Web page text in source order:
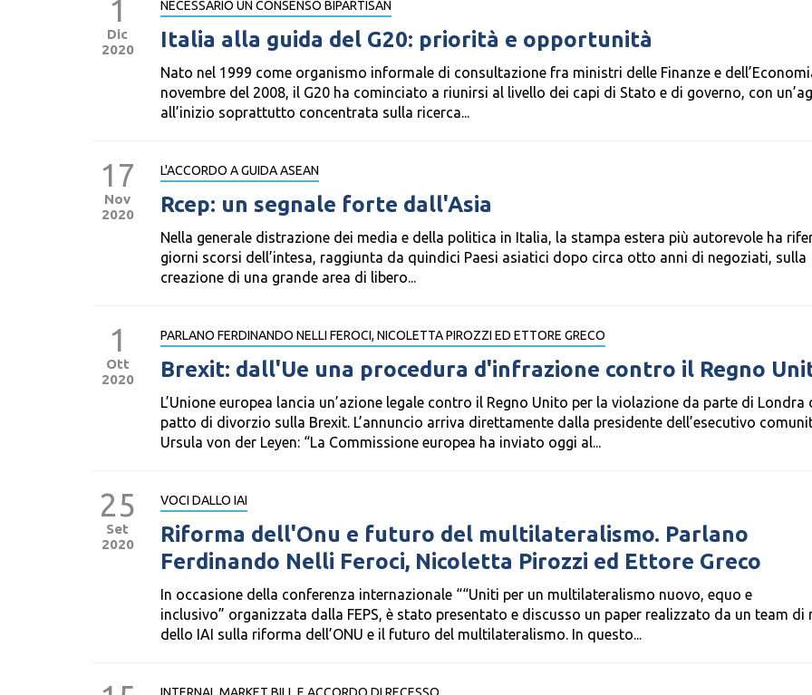
1
Dic
2020
NECESSARIO UN CONSENSO BIPARTISAN
Italia alla guida del G20: priorità e opportunità
Nato nel 1999 come organismo informale di consultazione fra ministri delle Finanze e
novembre del 2008, il G20 ha cominciato a riunirsi al livello dei capi di Stato e di governo, con
all’inizio soprattutto concentrata sulla ricerca...
17
Nov
2020
L'ACCORDO A GUIDA ASEAN
Rcep: un segnale forte dall'Asia
Nella generale distrazione dei media e della politica in Italia, la stampa estera più autorevole ha
giorni scorsi dell’intesa, raggiunta da quindici Paesi asiatici dopo circa otto anni di negoziati, sulla
creazione di una grande area di libero...
1
Ott
2020
PARLANO FERDINANDO NELLI FEROCI, NICOLETTA PIROZZI ED ETTORE GRECO
Brexit: dall'Ue una procedura d'infrazione contro il Regno
L’Unione europea lancia un’azione legale contro il Regno Unito per la violazione da parte di Londra
patto di divorzio sulla Brexit. L’annuncio arriva direttamente dalla presidente dell’esecutivo
Ursula von der Leyen: “La Commissione europea ha inviato oggi al...
25
Set
2020
VOCI DALLO IAI
Riforma dell'Onu e futuro del multilateralismo. Parlano
Ferdinando Nelli Feroci, Nicoletta Pirozzi ed Ettore Greco
In occasione della conferenza internazionale ““Uniti per un multilateralismo nuovo, equo e
inclusivo” organizzata dalla FEPS, è stato presentato e discusso un paper realizzato da un team di
dello IAI sulla riforma dell’ONU e il futuro del multilateralismo. In questo...